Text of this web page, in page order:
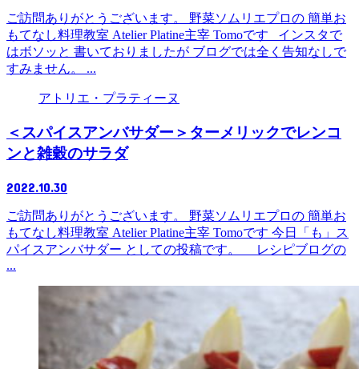
ご訪問ありがとうございます。 野菜ソムリエプロの 簡単お
もてなし料理教室 Atelier Platine主宰 Tomoです インスタで
はボソッと 書いておりましたが ブログでは全く告知なしで
すみません。 ...
アトリエ・プラティーヌ
＜スパイスアンバサダー＞ターメリックでレンコ
ンと雑穀のサラダ
2022.10.30
ご訪問ありがとうございます。 野菜ソムリエプロの 簡単お
もてなし料理教室 Atelier Platine主宰 Tomoです 今日「も」ス
パイスアンバサダー としての投稿です。 レシピブログの
...